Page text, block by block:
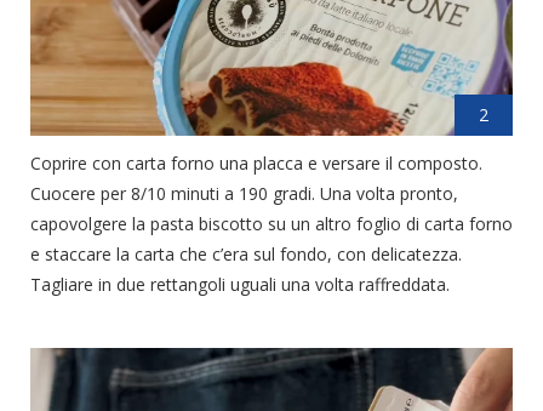
2
Coprire con carta forno una placca e versare il composto.
Cuocere per 8/10 minuti a 190 gradi. Una volta pronto,
capovolgere la pasta biscotto su un altro foglio di carta forno
e staccare la carta che c’era sul fondo, con delicatezza.
Tagliare in due rettangoli uguali una volta raffreddata.